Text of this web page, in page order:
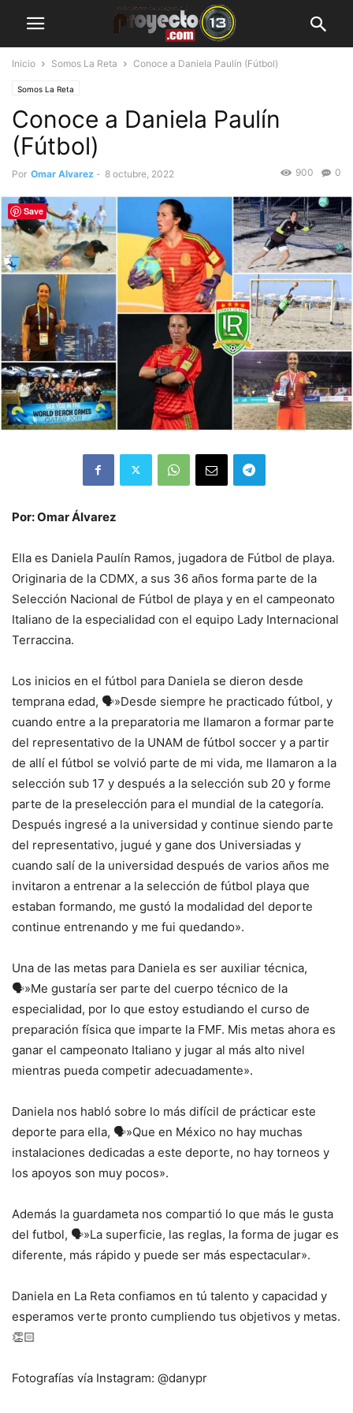
Inicio Somos La Reta Conoce a Daniela Paulín (Fútbol)
Somos La Reta
Conoce a Daniela Paulín
(Fútbol)
Por Omar Alvarez - 8 octubre, 2022 0
900
Por: Omar Álvarez
Ella es Daniela Paulín Ramos, jugadora de Fútbol de playa.
Originaria de la CDMX, a sus 36 años forma parte de la
Selección Nacional de Fútbol de playa y en el campeonato
Italiano de la especialidad con el equipo Lady Internacional
Terraccina.
Los inicios en el fútbol para Daniela se dieron desde
temprana edad, 🗣️»Desde siempre he practicado fútbol, y
cuando entre a la preparatoria me llamaron a formar parte
del representativo de la UNAM de fútbol soccer y a partir
de allí el fútbol se volvió parte de mi vida, me llamaron a la
selección sub 17 y después a la selección sub 20 y forme
parte de la preselección para el mundial de la categoría.
Después ingresé a la universidad y continue siendo parte
del representativo, jugué y gane dos Universiadas y
cuando salí de la universidad después de varios años me
invitaron a entrenar a la selección de fútbol playa que
estaban formando, me gustó la modalidad del deporte
continue entrenando y me fui quedando».
Una de las metas para Daniela es ser auxiliar técnica,
🗣️»Me gustaría ser parte del cuerpo técnico de la
especialidad, por lo que estoy estudiando el curso de
preparación física que imparte la FMF. Mis metas ahora es
ganar el campeonato Italiano y jugar al más alto nivel
mientras pueda competir adecuadamente».
Daniela nos habló sobre lo más difícil de prácticar este
deporte para ella, 🗣️»Que en México no hay muchas
instalaciones dedicadas a este deporte, no hay torneos y
los apoyos son muy pocos».
Además la guardameta nos compartió lo que más le gusta
del futbol, 🗣️»La superficie, las reglas, la forma de jugar es
diferente, más rápido y puede ser más espectacular».
Daniela en La Reta confiamos en tú talento y capacidad y
esperamos verte pronto cumpliendo tus objetivos y metas.
👏🏻
Fotografías vía Instagram: @danypr
Save